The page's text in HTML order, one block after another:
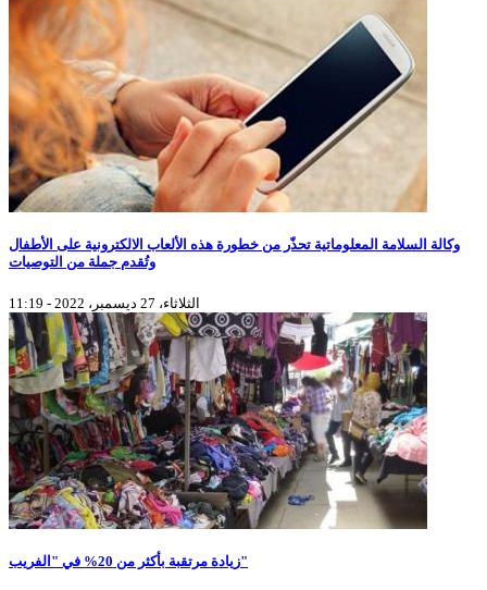
وكالة السلامة المعلوماتية تحذّر من خطورة هذه الألعاب الالكترونية على الأطفال
وتُقدم جملة من التوصيات
الثلاثاء، 27 ديسمبر، 2022 - 11:19
زيادة مرتقبة بأكثر من 20% في "الفريب"